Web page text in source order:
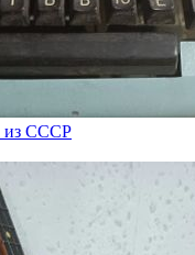
из СССР